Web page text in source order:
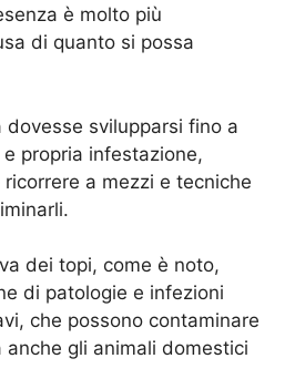
è molto più
di quanto si possa
dovesse svilupparsi fino a
propria infestazione,
a mezzi e tecniche
dei topi, come è noto,
di patologie e infezioni
che possono contaminare
anche gli animali domestici